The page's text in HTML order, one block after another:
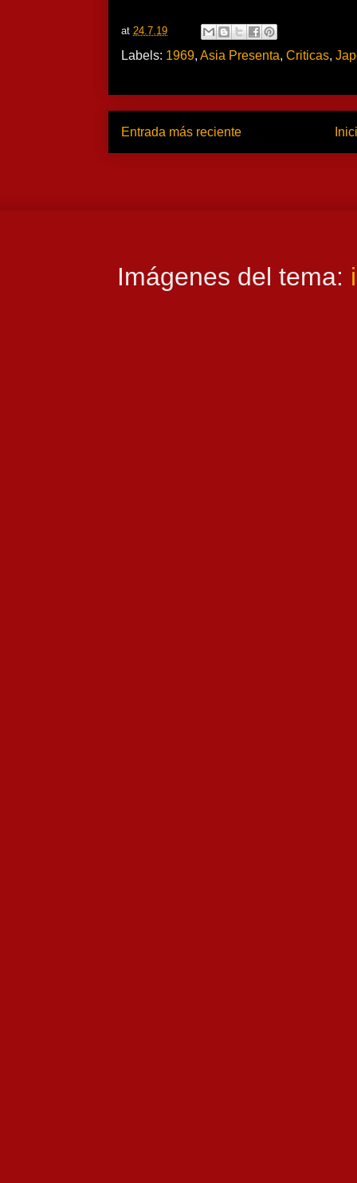
at 24.7.19
Labels: 1969, Asia Presenta, Criticas,
Entrada más reciente
Imágenes del tema: